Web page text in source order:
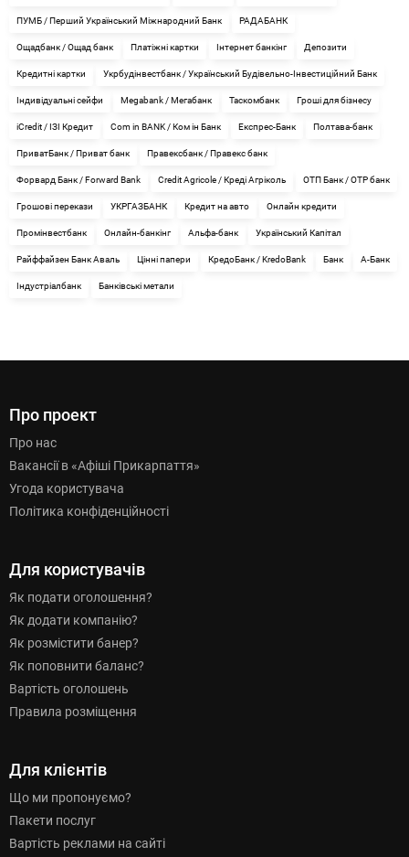
ПУМБ / Перший Український Міжнародний Банк РАДАБАНК
Ощадбанк / Ощад банк Платіжні картки Інтернет банкінг Депозити
Кредитні картки Укрбудінвестбанк / Український Будівельно-Інвестиційний Банк
Індивідуальні сейфи Megabank / Мегабанк Таскомбанк Гроші для бізнесу
iСredit / ІЗІ Кредит Com in BANK / Ком ін Банк Експрес-Банк Полтава-банк
ПриватБанк / Приват банк Правексбанк / Правекс банк
Форвард Банк / Forward Bank Credit Agricole / Креді Агріколь ОТП Банк / OTP банк
Грошові перекази УКРГАЗБАНК Кредит на авто Онлайн кредити
Промінвестбанк Онлайн-банкінг Альфа-банк Український Капітал
Райффайзен Банк Аваль Цінні папери КредоБанк / KredoBank Банк А-Банк
Індустріалбанк Банківські метали
Про проект
Про нас
Вакансії в «Афіші Прикарпаття»
Угода користувача
Політика конфіденційності
Для користувачів
Як подати оголошення?
Як додати компанію?
Як розмістити банер?
Як поповнити баланс?
Вартість оголошень
Правила розміщення
Для клієнтів
Що ми пропонуємо?
Пакети послуг
Вартість реклами на сайті